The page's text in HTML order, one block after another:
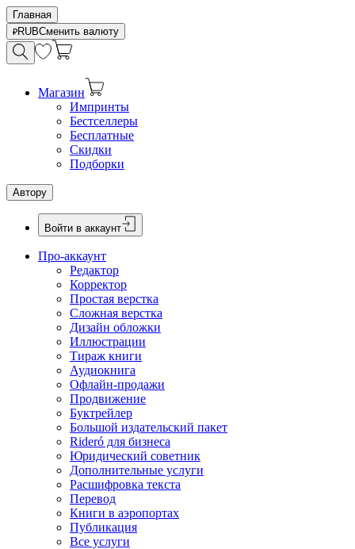
Главная
RUBСменить валюту
Магазин
Импринты
Бестселлеры
Бесплатные
Скидки
Подборки
Автору
Войти в аккаунт
Про-аккаунт
Редактор
Корректор
Простая верстка
Сложная верстка
Дизайн обложки
Иллюстрации
Тираж книги
Аудиокнига
Офлайн-продажи
Продвижение
Буктрейлер
Большой издательский пакет
Rideró для бизнеса
Юридический советник
Дополнительные услуги
Расшифровка текста
Перевод
Книги в аэропортах
Публикация
Все услуги